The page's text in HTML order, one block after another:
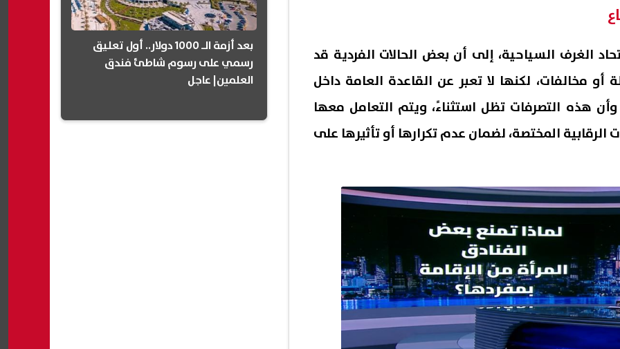
الغرف السياحية، إلى أن بعض الحالات الفردية قد
مخالفات، لكنها لا تعبر عن القاعدة العامة داخل
هذه التصرفات تظل استثناءً، ويتم التعامل معها
الرقابية المختصة، لضمان عدم تكرارها أو تأثيرها على
بعد أزمة الـ 1000 دولار.. أول تعليق
رسمي على رسوم شاطئ فندق
العلمين| عاجل